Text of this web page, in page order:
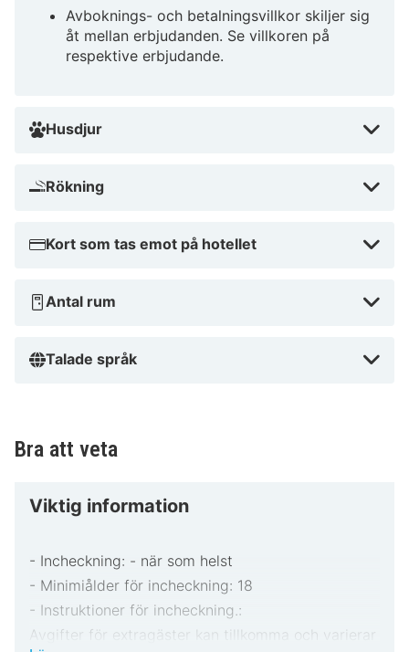
Avboknings- och betalningsvillkor skiljer sig
åt mellan erbjudanden. Se villkoren på
respektive erbjudande.
Husdjur
Rökning
Kort som tas emot på hotellet
Antal rum
Talade språk
Bra att veta
Viktig information
- Incheckning: - när som helst
- Minimiålder för incheckning: 18
- Instruktioner för incheckning.:
Avgifter för extragäster kan tillkomma och varierar